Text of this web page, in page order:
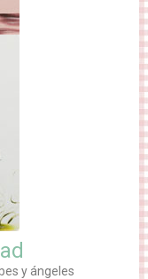
y ángeles